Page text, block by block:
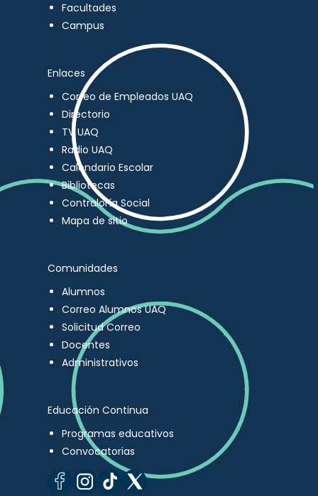
Facultades
Campus
Enlaces
Correo de Empleados UAQ
Directorio
TV UAQ
Radio UAQ
Calendario Escolar
Bibliotecas
Contraloría Social
Mapa de sitio
Comunidades
Alumnos
Correo Alumnos UAQ
Solicitud Correo
Docentes
Administrativos
Educación Continua
Programas educativos
Convocatorias